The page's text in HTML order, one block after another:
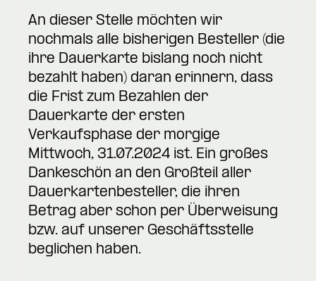
An dieser Stelle möchten wir
nochmals alle bisherigen Besteller (die
ihre Dauerkarte bislang noch nicht
bezahlt haben) daran erinnern, dass
die Frist zum Bezahlen der
Dauerkarte der ersten
Verkaufsphase der morgige
Mittwoch, 31.07.2024 ist. Ein großes
Dankeschön an den Großteil aller
Dauerkartenbesteller, die ihren
Betrag aber schon per Überweisung
bzw. auf unserer Geschäftsstelle
beglichen haben.